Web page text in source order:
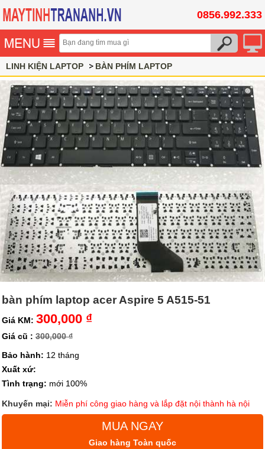
0856.992.333
LINH KIỆN LAPTOP BÀN PHÍM LAPTOP
bàn phím laptop acer Aspire 5 A515-51
Giá KM: 300,000 ₫
Giá cũ : 300,000 ₫
Bảo hành: 12 tháng
Xuất xứ:
Tình trạng: mới 100%
Khuyến mại: Miễn phí công giao hàng và lắp đặt nội thành hà nội
MUA NGAY
Giao hàng Toàn quốc